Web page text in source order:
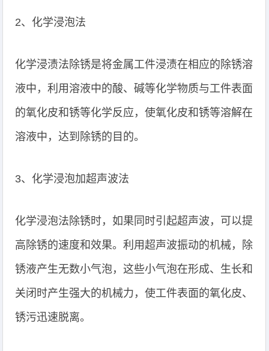
2、化学浸泡法
化学浸渍法除锈是将金属工件浸渍在相应的除锈溶
液中，利用溶液中的酸、碱等化学物质与工件表面
的氧化皮和锈等化学反应，使氧化皮和锈等溶解在
溶液中，达到除锈的目的。
3、化学浸泡加超声波法
化学浸泡法除锈时，如果同时引起超声波，可以提
高除锈的速度和效果。利用超声波振动的机械，除
锈液产生无数小气泡，这些小气泡在形成、生长和
关闭时产生强大的机械力，使工件表面的氧化皮、
锈污迅速脱离。